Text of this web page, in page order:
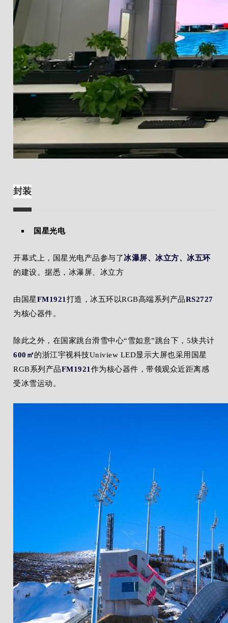
封装
国星光电
开幕式上，国星光电产品参与了冰瀑屏、冰立方、冰五环
的建设。据悉，冰瀑屏、冰立方
由国星FM1921 打造，冰五环以RGB高端系列产品RS2727
为核心器件。
除此之外，在国家跳台滑雪中心“雪如意”跳台下，5块共计
600㎡的浙江宇视科技Uniview LED显示大屏也采用国星
RGB系列产品FM1921 作为核心器件，带领观众近距离感
受冰雪运动。